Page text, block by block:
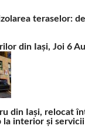
teraselor:
din Iași, Joi 6
din Iași, relocat
la interior și